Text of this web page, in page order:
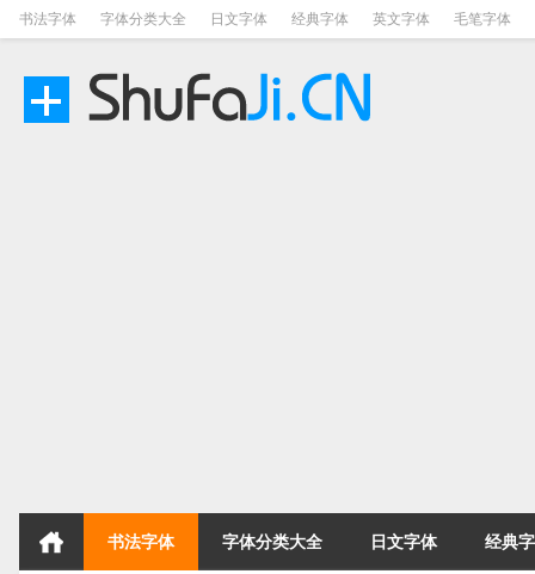
书法字体 字体分类大全 日文字体 经典字体 英文字体 毛笔字体
书法字体 字体分类大全 日文字体 经典